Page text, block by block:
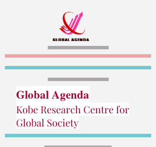
Global Agenda
Kobe Research Centre for
Global Society